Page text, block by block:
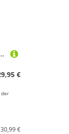
adjustable Badekappe
€
30,99 €